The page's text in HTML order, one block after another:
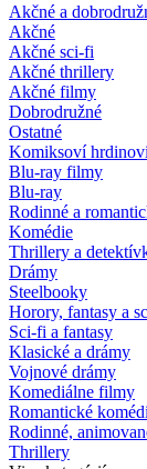
Akčné a
Akčné
Akčné sci-fi
Akčné thrillery
Akčné filmy
Dobrodružné
Ostatné
Komiksoví
Blu-ray filmy
Blu-ray
Rodinné a
Komédie
Thrillery a
Drámy
Steelbooky
Horory, fantasy a
Sci-fi a fantasy
Klasické a drámy
Vojnové drámy
Komediálne filmy
Romantické
Rodinné,
Thrillery